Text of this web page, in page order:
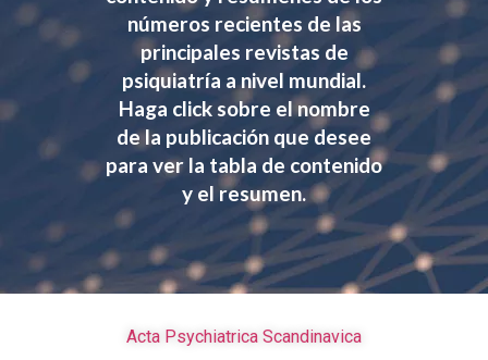
números recientes de las
principales revistas de
psiquiatría a nivel mundial.
Haga click sobre el nombre
de la publicación que desee
para ver la tabla de contenido
y el resumen.
Acta Psychiatrica Scandinavica